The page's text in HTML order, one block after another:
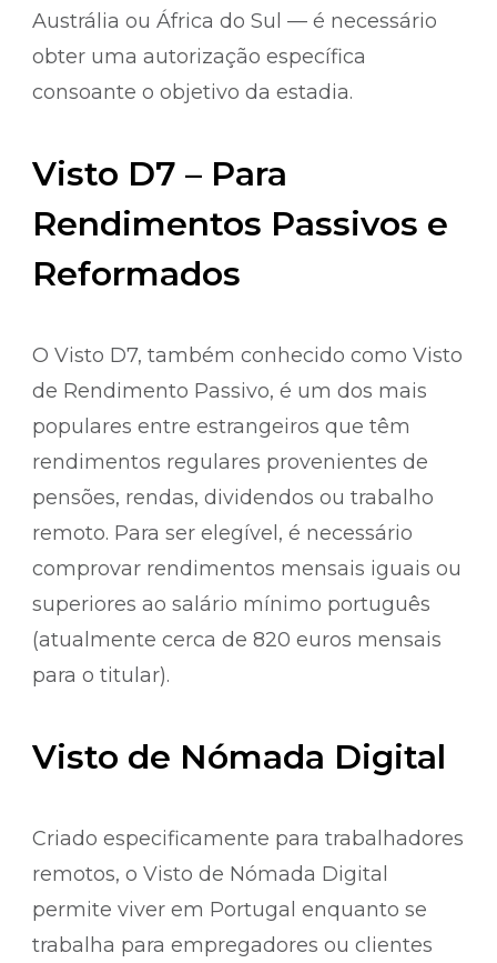
Austrália ou África do Sul — é necessário
obter uma autorização específica
consoante o objetivo da estadia.
Visto D7 – Para
Rendimentos Passivos e
Reformados
O Visto D7, também conhecido como Visto
de Rendimento Passivo, é um dos mais
populares entre estrangeiros que têm
rendimentos regulares provenientes de
pensões, rendas, dividendos ou trabalho
remoto. Para ser elegível, é necessário
comprovar rendimentos mensais iguais ou
superiores ao salário mínimo português
(atualmente cerca de 820 euros mensais
para o titular).
Visto de Nómada Digital
Criado especificamente para trabalhadores
remotos, o Visto de Nómada Digital
permite viver em Portugal enquanto se
trabalha para empregadores ou clientes